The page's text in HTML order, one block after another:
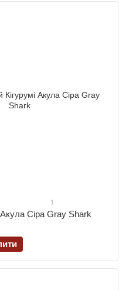
1
Акула Сіра Gray Shark